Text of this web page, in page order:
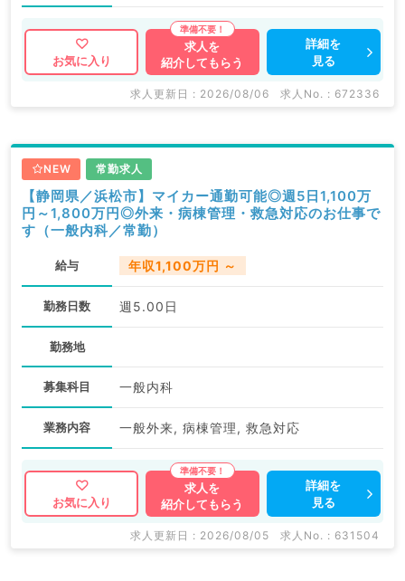
お気に入り
求人を
紹介してもらう
詳細を
見る
求人更新日 : 2026/08/06 求人No. : 672336
NEW 常勤求人
【静岡県／浜松市】マイカー通勤可能◎週5日1,100万
円～1,800万円◎外来・病棟管理・救急対応のお仕事で
す（一般内科／常勤）
給与 年収1,100万円 ～
勤務日数 週5.00日
勤務地
募集科目 一般内科
業務内容 一般外来, 病棟管理, 救急対応
お気に入り
求人を
紹介してもらう
詳細を
見る
求人更新日 : 2026/08/05 求人No. : 631504